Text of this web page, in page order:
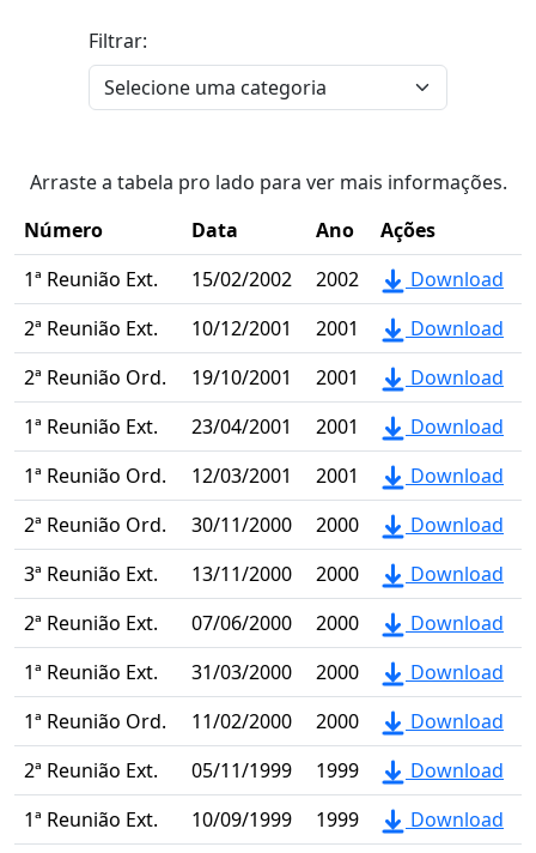
Filtrar:
Arraste a tabela pro lado para ver mais informações.
Número
Data Ano
Ações
1ª Reunião Ext.
15/02/2002 2002
Download
2ª Reunião Ext.
10/12/2001 2001
Download
2ª Reunião Ord.
19/10/2001 2001
Download
1ª Reunião Ext.
23/04/2001 2001
Download
1ª Reunião Ord.
12/03/2001 2001
Download
2ª Reunião Ord.
30/11/2000 2000
Download
3ª Reunião Ext.
13/11/2000 2000
Download
2ª Reunião Ext.
07/06/2000 2000
Download
1ª Reunião Ext.
31/03/2000 2000
Download
1ª Reunião Ord.
11/02/2000 2000
Download
2ª Reunião Ext.
05/11/1999 1999
Download
1ª Reunião Ext.
10/09/1999 1999
Download